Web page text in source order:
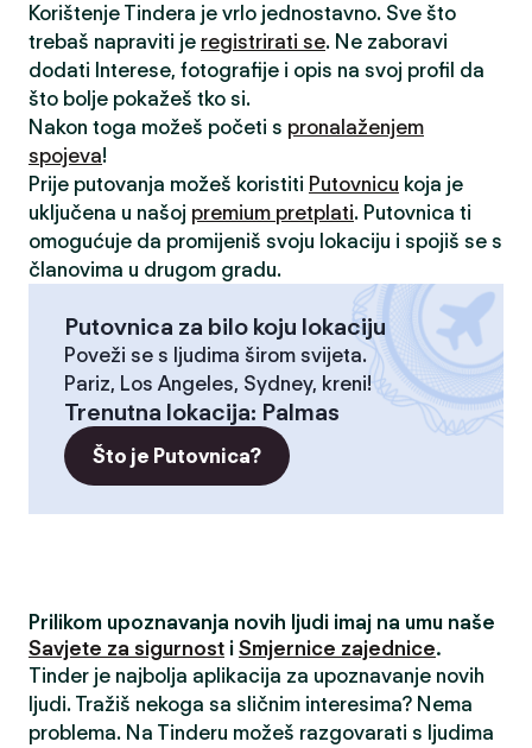
Korištenje Tindera je vrlo jednostavno. Sve što
trebaš napraviti je registrirati se. Ne zaboravi
dodati Interese, fotografije i opis na svoj profil da
što bolje pokažeš tko si.
Nakon toga možeš početi s pronalaženjem
spojeva!
Prije putovanja možeš koristiti Putovnicu koja je
uključena u našoj premium pretplati. Putovnica ti
omogućuje da promijeniš svoju lokaciju i spojiš se s
članovima u drugom gradu.
Putovnica za bilo koju lokaciju
Poveži se s ljudima širom svijeta.
Pariz, Los Angeles, Sydney, kreni!
Trenutna lokacija: Palmas
Što je Putovnica?
Prilikom upoznavanja novih ljudi imaj na umu naše
Savjete za sigurnost i Smjernice zajednice.
Tinder je najbolja aplikacija za upoznavanje novih
ljudi. Tražiš nekoga sa sličnim interesima? Nema
problema. Na Tinderu možeš razgovarati s ljudima